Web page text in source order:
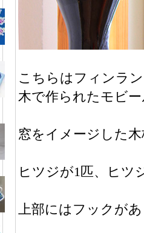
こちらはフィンラ
木で作られたモビ
窓をイメージした
ヒツジが1匹、ヒツ
上部にはフックが